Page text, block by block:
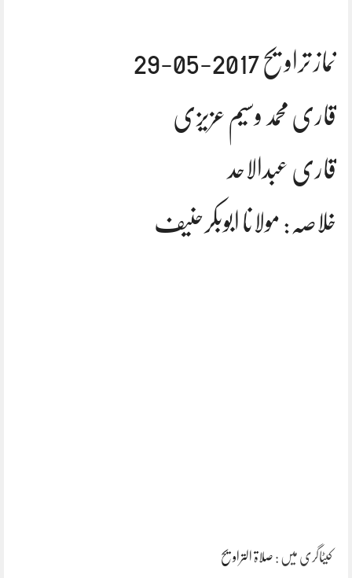
نماز تراویح 2017-05-29
قاری محمد وسیم عزیزی
قاری عبدالاحد
خلاصہ: مولانا ابوبکرحنیف
کیٹاگری میں : صلاۃ التراویح